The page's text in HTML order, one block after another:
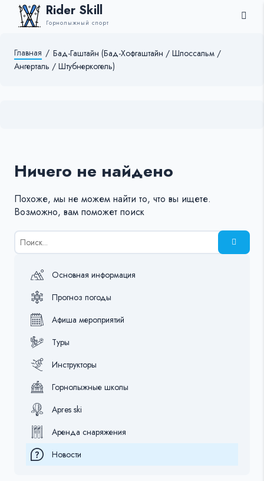
Rider Skill
Горнолыжный спорт
Главная / Бад-Гаштайн (Бад-Хофгаштайн / Шлоссальм /
Ангерталь / Штубнеркогель)
Ничего не найдено
Похоже, мы не можем найти то, что вы ищете.
Возможно, вам поможет поиск
Результаты
поиска
Основная информация
Прогноз погоды
Афиша мероприятий
Туры
Инструкторы
Горнолыжные школы
Apres ski
Аренда снаряжения
Новости